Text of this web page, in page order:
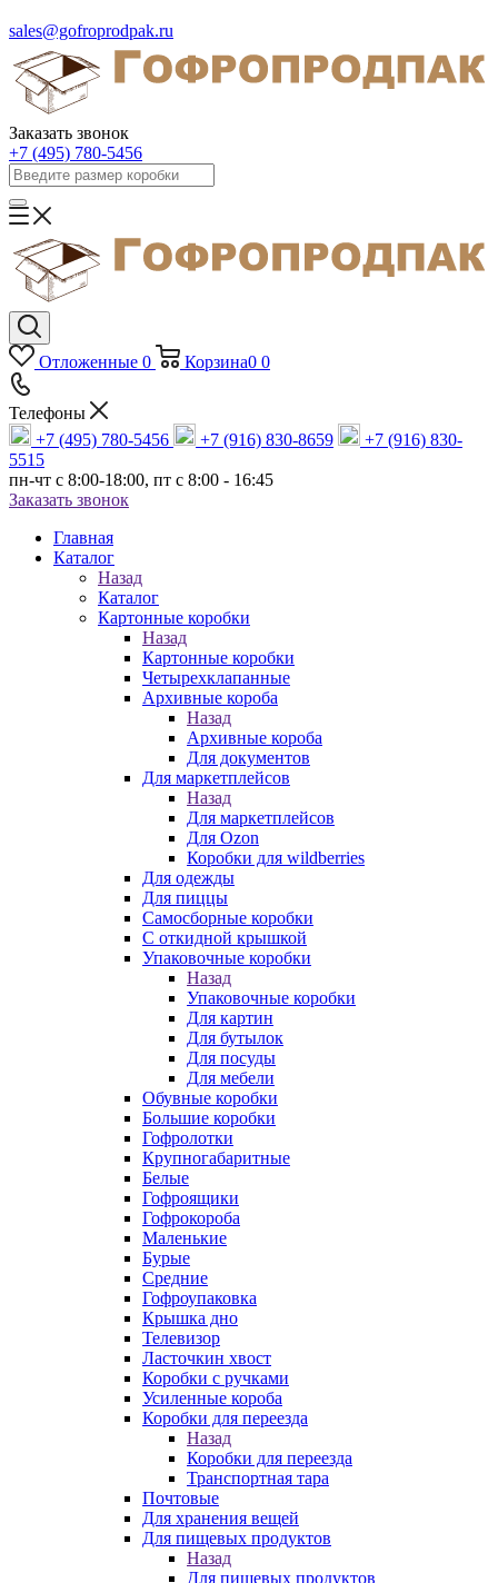
sales@gofroprodpak.ru
Заказать звонок
+7 (495) 780-5456
Отложенные 0 Корзина0 0
Телефоны
+7 (495) 780-5456
+7 (916) 830-8659
+7 (916) 830-
5515
пн-чт c 8:00-18:00, пт с 8:00 - 16:45
Заказать звонок
Главная
Каталог
Назад
Каталог
Картонные коробки
Назад
Картонные коробки
Четырехклапанные
Архивные короба
Назад
Архивные короба
Для документов
Для маркетплейсов
Назад
Для маркетплейсов
Для Ozon
Коробки для wildberries
Для одежды
Для пиццы
Самосборные коробки
С откидной крышкой
Упаковочные коробки
Назад
Упаковочные коробки
Для картин
Для бутылок
Для посуды
Для мебели
Обувные коробки
Большие коробки
Гофролотки
Крупногабаритные
Белые
Гофроящики
Гофрокороба
Маленькие
Бурые
Средние
Гофроупаковка
Крышка дно
Телевизор
Ласточкин хвост
Коробки с ручками
Усиленные короба
Коробки для переезда
Назад
Коробки для переезда
Транспортная тара
Почтовые
Для хранения вещей
Для пищевых продуктов
Назад
Для пищевых продуктов